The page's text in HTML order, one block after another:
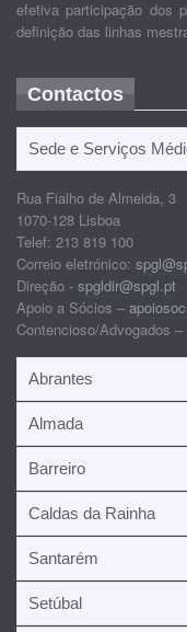
efetiva participação dos
definição das linhas
Contactos
Sede e Serviços
Rua Fialho de Almeida, 3
1070-128 Lisboa
Telef: 213 819 100
Correio eletrónico:
Direção - spgldir@spgl.pt
Apoio a Sócios –
Contencioso/Advogados –
Abrantes
Almada
Barreiro
Caldas da Rainha
Santarém
Setúbal